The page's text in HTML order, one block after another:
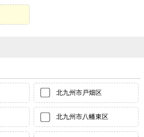
北九州市戸畑区
北九州市八幡東区